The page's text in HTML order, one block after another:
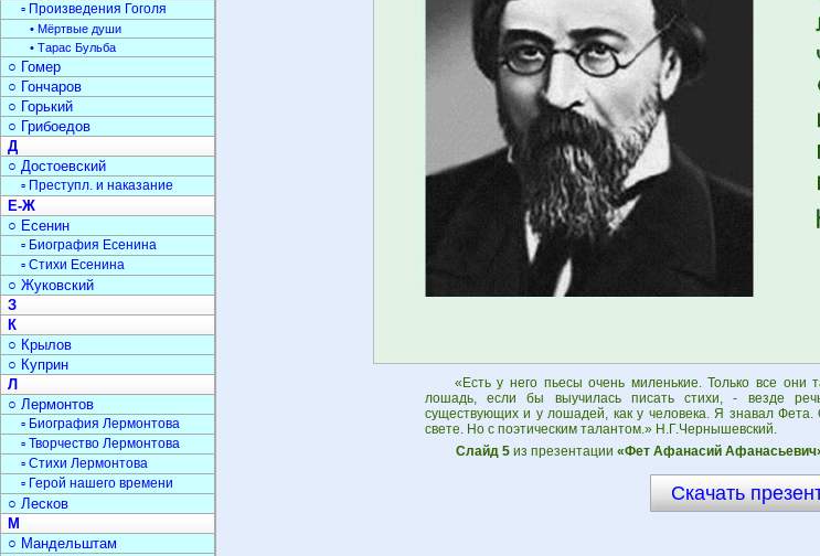
«Есть у него пьесы очень миленькие. Только все они
лошадь, если бы выучилась писать стихи, - везде
существующих и у лошадей, как у человека. Я знавал
свете. Но с поэтическим талантом.» Н.Г.Чернышевский.
Слайд 5 из презентации «Фет Афанасий
Скачать
▫ Произведения Гоголя
• Мёртвые души
• Тарас Бульба
○ Гомер
○ Гончаров
○ Горький
○ Грибоедов
Д
○ Достоевский
▫ Преступл. и наказание
Е-Ж
○ Есенин
▫ Биография Есенина
▫ Стихи Есенина
○ Жуковский
З
К
○ Крылов
○ Куприн
Л
○ Лермонтов
▫ Биография Лермонтова
▫ Творчество Лермонтова
▫ Стихи Лермонтова
▫ Герой нашего времени
○ Лесков
М
○ Мандельштам